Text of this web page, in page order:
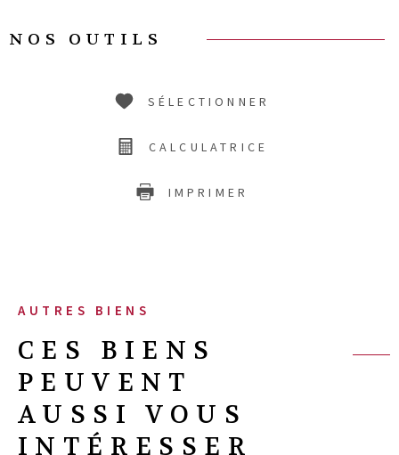
NOS OUTILS
SÉLECTIONNER
CALCULATRICE
IMPRIMER
AUTRES BIENS
CES BIENS
PEUVENT
AUSSI VOUS
INTÉRESSER